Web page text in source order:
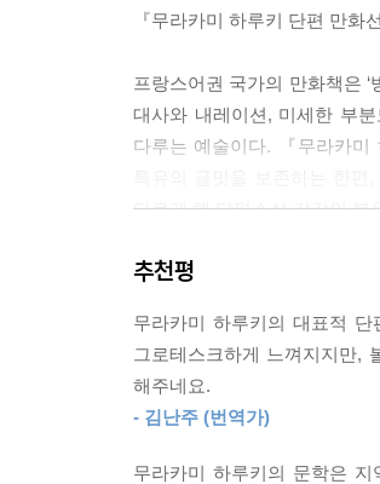
‘하우스’에 갇혀 지내는 주
대한 기억, 학창 시절 어느 남
『버스데이 걸』
스무 살 생일을 맞은 주인공
매니저가 복통으로 병원에
주인공은 식사를 가져가 사장
『무라카미 하루키 단편 만
프랑스어권 국가의 만화책은
대사와 내레이션, 미세한 부
다루는 예술이다. 『무라카
다르게 해 단편소설 각각의 분
‘믿고 읽는’ 하루키 번역가들의
하루키 소설은 늘 베테랑 번
번역가 다섯 명이 작업했다.
추천평
무라카미 하루키의 대표적
그로테스크하게 느껴지지만,
해주네요.
- 김난주 (번역가)
무라카미 하루키의 문학은